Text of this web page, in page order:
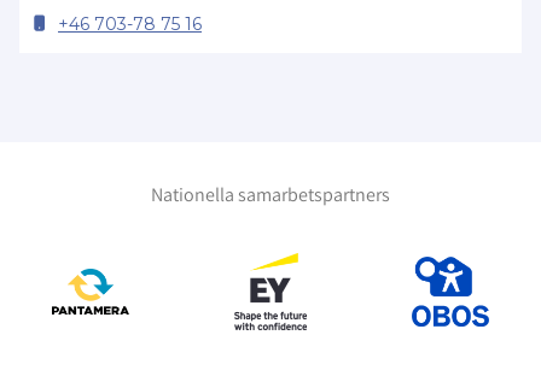
+46 703-78 75 16
Nationella samarbetspartners